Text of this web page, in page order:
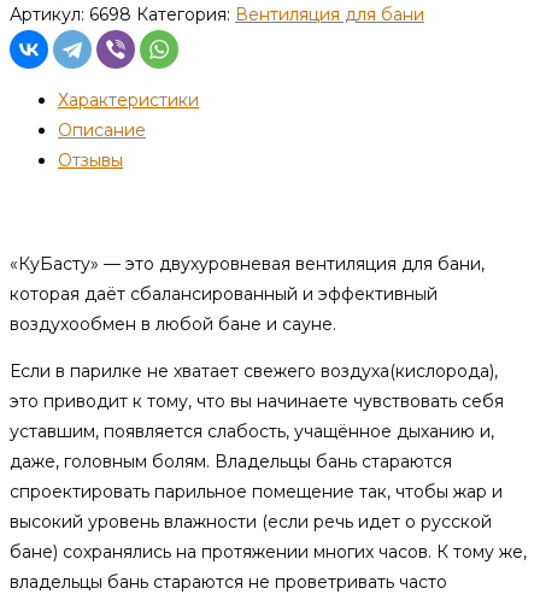
Артикул: 6698 Категория: Вентиляция для бани
Характеристики
Описание
Отзывы
«КуБасту» — это двухуровневая вентиляция для бани,
которая даёт сбалансированный и эффективный
воздухообмен в любой бане и сауне.
Если в парилке не хватает свежего воздуха(кислорода),
это приводит к тому, что вы начинаете чувствовать себя
уставшим, появляется слабость, учащённое дыханию и,
даже, головным болям. Владельцы бань стараются
спроектировать парильное помещение так, чтобы жар и
высокий уровень влажности (если речь идет о русской
бане) сохранялись на протяжении многих часов. К тому же,
владельцы бань стараются не проветривать часто